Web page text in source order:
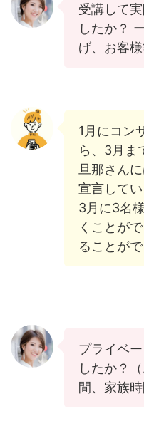
受講して
したか？
げ、お客様
1月にコン
ら、3月ま
旦那さん
宣言してい
3月に3名
くことがで
ることが
プライベ
したか？
間、家族